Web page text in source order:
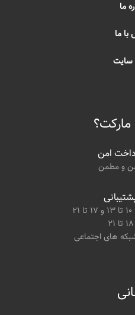
ما
ما
سایت
مارکت؟
امن
و مطمن
های اجتماعی